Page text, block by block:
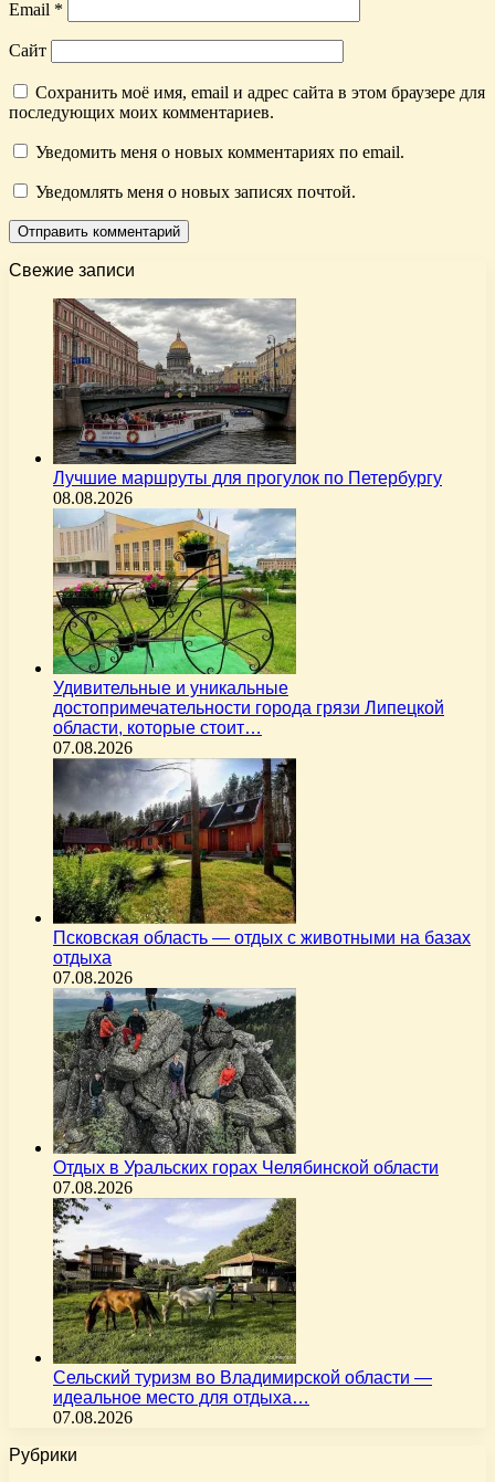
Email *
Сайт
Сохранить моё имя, email и адрес сайта в этом браузере для
последующих моих комментариев.
Уведомить меня о новых комментариях по email.
Уведомлять меня о новых записях почтой.
Свежие записи
Лучшие маршруты для прогулок по Петербургу
08.08.2026
Удивительные и уникальные
достопримечательности города грязи Липецкой
области, которые стоит…
07.08.2026
Псковская область — отдых с животными на базах
отдыха
07.08.2026
Отдых в Уральских горах Челябинской области
07.08.2026
Сельский туризм во Владимирской области —
идеальное место для отдыха…
07.08.2026
Рубрики